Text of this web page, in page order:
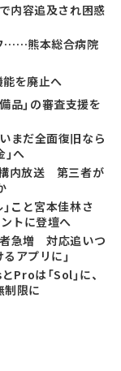
内容追及され困惑
……熊本総合病院
を廃止へ
品」の審査支援を
まだ全面復旧なら
へ
構内放送 第三者が
こと宮本佳林さ
トに登壇へ
者急増 対応追いつ
アプリに」
Proは「Sol」に、
制限に